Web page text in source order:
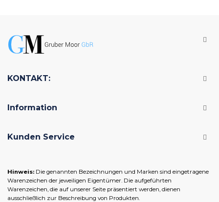
KONTAKT:
Information
Kunden Service
Hinweis: Die genannten Bezeichnungen und Marken sind eingetragene
Warenzeichen der jeweiligen Eigentümer. Die aufgeführten
Warenzeichen, die auf unserer Seite präsentiert werden, dienen
ausschließlich zur Beschreibung von Produkten.